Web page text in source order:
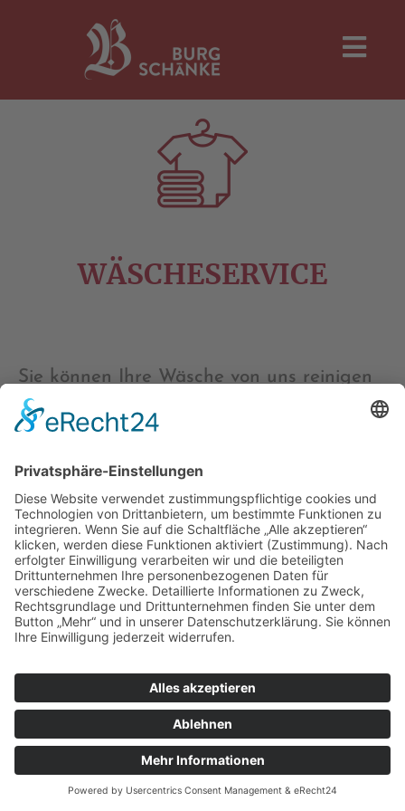
WÄSCHESERVICE
Sie können Ihre Wäsche von uns reinigen
und bügeln lassen. Bitte geben Sie hierzu
ihre Wäsche an der Rezeption ab.
Stunden benötigen. Ihre fertige Wäsche
liegt dann auf Ihrem Zimmer bereit für
Sie.
Eine ganze Maschine Wäsche (5 kg)
kostetnur 10.-€.